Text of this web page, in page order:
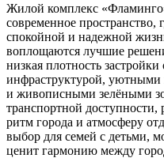
Жилой комплекс
современное пространство,
спокойной и надежной
воплощаются лучшие
низкая плотность
инфраструктурой, уютными
и живописными зелёными
транспортной
ритм города и атмосферу
выбор для семей с детьми,
ценит гармонию между